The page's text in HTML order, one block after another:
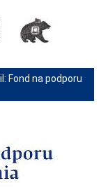
Fond na podporu